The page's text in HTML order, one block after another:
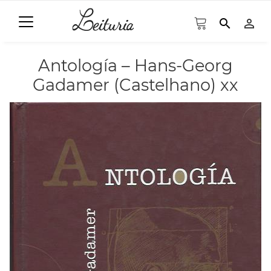
search person_outline
Antología – Hans-Georg
Gadamer (Castelhano) xx